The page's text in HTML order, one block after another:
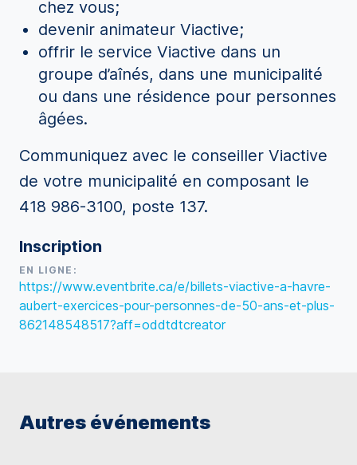
chez vous;
devenir animateur Viactive;
offrir le service Viactive dans un
groupe d’aînés, dans une municipalité
ou dans une résidence pour personnes
âgées.
Communiquez avec le conseiller Viactive
de votre municipalité en composant le
418 986-3100, poste 137.
Inscription
EN LIGNE:
https://www.eventbrite.ca/e/billets-viactive-a-havre-
aubert-exercices-pour-personnes-de-50-ans-et-plus-
862148548517?aff=oddtdtcreator
Autres événements